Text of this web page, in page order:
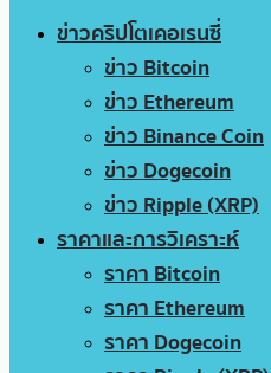
ข่าวคริปโตเคอเรนซี่
ข่าว Bitcoin
ข่าว Ethereum
ข่าว Binance Coin
ข่าว Dogecoin
ข่าว Ripple (XRP)
ราคาและการวิเคราะห์
ราคา Bitcoin
ราคา Ethereum
ราคา Dogecoin